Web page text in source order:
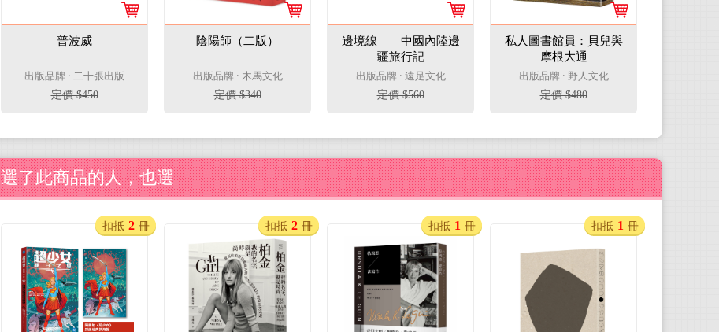
普波威
出版品牌 : 二十張出版
定價 $450
陰陽師（二版）
出版品牌 : 木馬文化
定價 $340
邊境線——中國內陸邊
疆旅行記
出版品牌 : 遠足文化
定價 $560
私人圖書館員：貝兒與
摩根大通
出版品牌 : 野人文化
定價 $480
選了此商品的人，也選
扣抵 2 冊 扣抵 2 冊 扣抵 1 冊 扣抵 1 冊